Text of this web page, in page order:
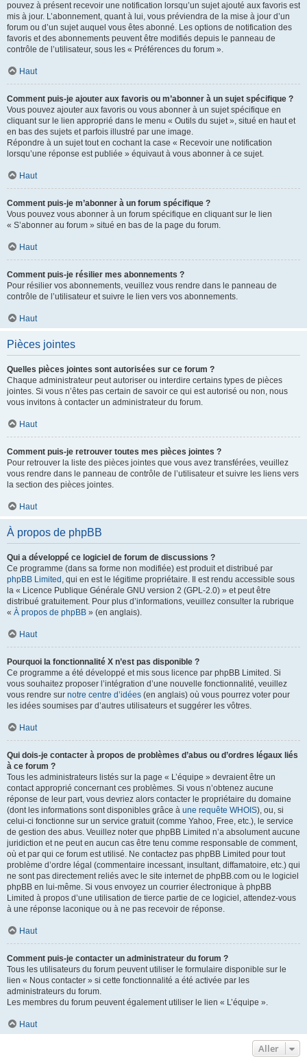
pouvez à présent recevoir une notification lorsqu’un sujet ajouté aux favoris est
mis à jour. L’abonnement, quant à lui, vous préviendra de la mise à jour d’un
forum ou d’un sujet auquel vous êtes abonné. Les options de notification des
favoris et des abonnements peuvent être modifiés depuis le panneau de
contrôle de l’utilisateur, sous les « Préférences du forum ».
Haut
Comment puis-je ajouter aux favoris ou m’abonner à un sujet spécifique ?
Vous pouvez ajouter aux favoris ou vous abonner à un sujet spécifique en
cliquant sur le lien approprié dans le menu « Outils du sujet », situé en haut et
en bas des sujets et parfois illustré par une image.
Répondre à un sujet tout en cochant la case « Recevoir une notification
lorsqu’une réponse est publiée » équivaut à vous abonner à ce sujet.
Haut
Comment puis-je m’abonner à un forum spécifique ?
Vous pouvez vous abonner à un forum spécifique en cliquant sur le lien
« S’abonner au forum » situé en bas de la page du forum.
Haut
Comment puis-je résilier mes abonnements ?
Pour résilier vos abonnements, veuillez vous rendre dans le panneau de
contrôle de l’utilisateur et suivre le lien vers vos abonnements.
Haut
Pièces jointes
Quelles pièces jointes sont autorisées sur ce forum ?
Chaque administrateur peut autoriser ou interdire certains types de pièces
jointes. Si vous n’êtes pas certain de savoir ce qui est autorisé ou non, nous
vous invitons à contacter un administrateur du forum.
Haut
Comment puis-je retrouver toutes mes pièces jointes ?
Pour retrouver la liste des pièces jointes que vous avez transférées, veuillez
vous rendre dans le panneau de contrôle de l’utilisateur et suivre les liens vers
la section des pièces jointes.
Haut
À propos de phpBB
Qui a développé ce logiciel de forum de discussions ?
Ce programme (dans sa forme non modifiée) est produit et distribué par
phpBB Limited , qui en est le légitime propriétaire. Il est rendu accessible sous
la « Licence Publique Générale GNU version 2 (GPL-2.0) » et peut être
distribué gratuitement. Pour plus d’informations, veuillez consulter la rubrique
« À propos de phpBB » (en anglais).
Haut
Pourquoi la fonctionnalité X n’est pas disponible ?
Ce programme a été développé et mis sous licence par phpBB Limited. Si
vous souhaitez proposer l’intégration d’une nouvelle fonctionnalité, veuillez
vous rendre sur notre centre d’idées (en anglais) où vous pourrez voter pour
les idées soumises par d’autres utilisateurs et suggérer les vôtres.
Haut
Qui dois-je contacter à propos de problèmes d’abus ou d’ordres légaux liés
à ce forum ?
Tous les administrateurs listés sur la page « L’équipe » devraient être un
contact approprié concernant ces problèmes. Si vous n’obtenez aucune
réponse de leur part, vous devriez alors contacter le propriétaire du domaine
(dont les informations sont disponibles grâce à une requête WHOIS), ou, si
celui-ci fonctionne sur un service gratuit (comme Yahoo, Free, etc.), le service
de gestion des abus. Veuillez noter que phpBB Limited n’a absolument aucune
juridiction et ne peut en aucun cas être tenu comme responsable de comment,
où et par qui ce forum est utilisé. Ne contactez pas phpBB Limited pour tout
problème d’ordre légal (commentaire incessant, insultant, diffamatoire, etc.) qui
ne sont pas directement reliés avec le site internet de phpBB.com ou le logiciel
phpBB en lui-même. Si vous envoyez un courrier électronique à phpBB
Limited à propos d’une utilisation de tierce partie de ce logiciel, attendez-vous
à une réponse laconique ou à ne pas recevoir de réponse.
Haut
Comment puis-je contacter un administrateur du forum ?
Tous les utilisateurs du forum peuvent utiliser le formulaire disponible sur le
lien « Nous contacter » si cette fonctionnalité a été activée par les
administrateurs du forum.
Les membres du forum peuvent également utiliser le lien « L’équipe ».
Haut
Aller